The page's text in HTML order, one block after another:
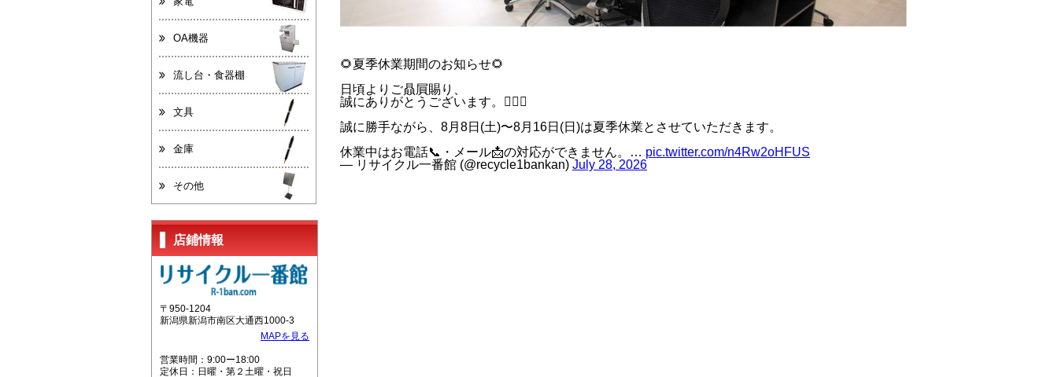
OA機器
流し台・食器棚
文具
金庫
その他
店鋪情報
〒950-1204
新潟県新潟市南区大通西1000-3
MAPを見る
営業時間：9:00ー18:00
定休日：日曜・第２土曜・祝日
🌻夏季休業期間のお知らせ🌻
日頃よりご贔屓賜り、
誠にありがとうございます。🙇‍♂️✨
誠に勝手ながら、8月8日(土)〜8月16日(日)は夏季休業とさせていただきます。
休業中はお電話📞・メール📩の対応ができません。… pic.twitter.com/n4Rw2oHFUS
— リサイクル一番館 (@recycle1bankan) July 28, 2026